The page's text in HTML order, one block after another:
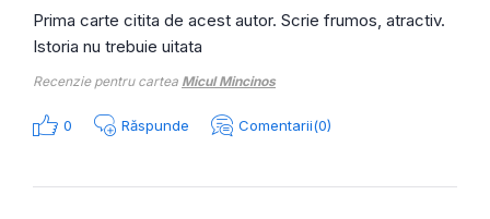
Prima carte citita de acest autor. Scrie frumos, atractiv.
Istoria nu trebuie uitata
Recenzie pentru cartea Micul Mincinos
0 Răspunde Comentarii(0)